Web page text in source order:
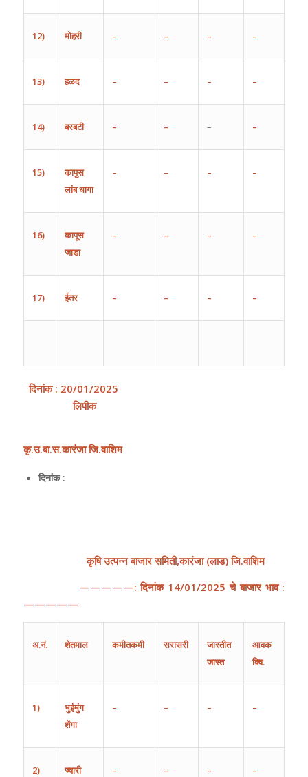
12) मोहरी – – – –
13) हळद – – – –
14) बरबटी – – – –
15)
कापुस
लांबधागा
– – – –
16)
कापूस
जाडा
– – – –
17) ईतर – – – –
दिनांक : 20/01/2025
लिपीक
कृ.उ.बा.स.कारंजा जि.वाशिम
दिनांक :
कृषि उत्पन्न बाजार समिती,कारंजा(लाड)जि.वाशिम
—————:दिनांक 14/01/2025 चे बाजार भाव:
—————
अ.नं. शेतमाल कमीतकमी सरासरी
जास्तीत
जास्त
आवक
क्वि.
1)
भुईमुंग
शेंगा
– – – –
2) ज्वारी – – – –